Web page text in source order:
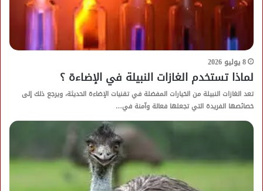
8 يوليو 2026
لماذا تستخدم الغازات النبيلة في الإضاءة ؟
تعد الغازات النبيلة من الخيارات المفضلة في تقنيات الإضاءة الحديثة، ويرجع ذلك إلى
خصائصها الفريدة التي تجعلها فعالة وآمنة في…